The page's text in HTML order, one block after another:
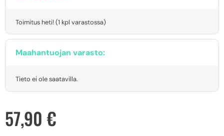
Toimitus heti! (1 kpl varastossa)
Maahantuojan varasto:
Tieto ei ole saatavilla.
57,90 €